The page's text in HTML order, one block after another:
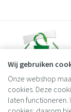
Wij gebruiken
Onze webshop
cookies. Deze
laten functioneren.
Juridische links